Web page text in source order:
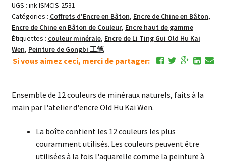
墨
-
Ensemble
de
Couleurs
12
Couleurs
UGS : ink-ISMCIS-2531
Catégories : Coffrets d'Encre en Bâton, Encre de Chine en Bâton,
Encre de Chine en Bâton de Couleur, Encre haut de gamme
Étiquettes : couleur minérale, Encre de Li Ting Gui Old Hu Kai
Wen, Peinture de Gongbi 工笔
Si vous aimez ceci, merci de partager:
Ensemble de 12 couleurs de minéraux naturels, faits à la
main par l'atelier d'encre Old Hu Kai Wen.
La boîte contient les 12 couleurs les plus
couramment utilisés. Les couleurs peuvent être
utilisées à la fois l'aquarelle comme la peinture à